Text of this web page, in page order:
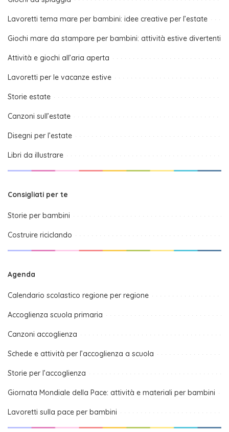
Lavoretti tema mare per bambini: idee creative per l’estate
Giochi mare da stampare per bambini: attività estive divertenti
Attività e giochi all’aria aperta
Lavoretti per le vacanze estive
Storie estate
Canzoni sull’estate
Disegni per l’estate
Libri da illustrare
Consigliati per te
Storie per bambini
Costruire riciclando
Agenda
Calendario scolastico regione per regione
Accoglienza scuola primaria
Canzoni accoglienza
Schede e attività per l’accoglienza a scuola
Storie per l’accoglienza
Giornata Mondiale della Pace: attività e materiali per bambini
Lavoretti sulla pace per bambini